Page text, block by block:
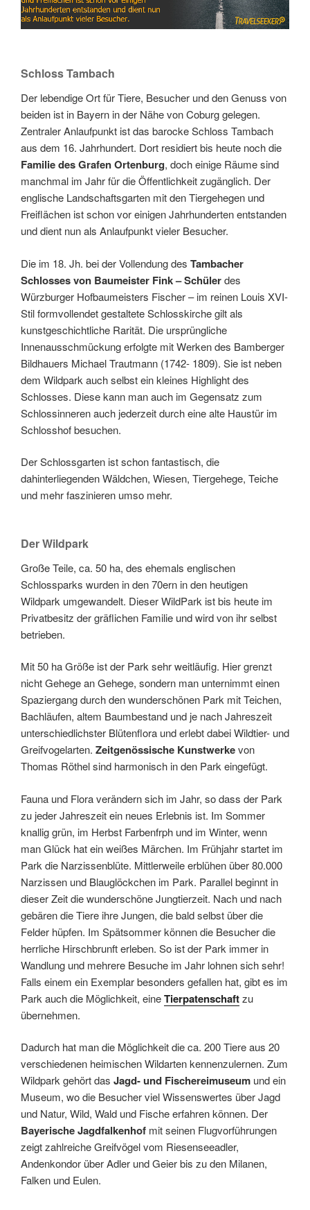
Schloss Tambach
Der lebendige Ort für Tiere, Besucher und den Genuss von
beiden ist in Bayern in der Nähe von Coburg gelegen.
Zentraler Anlaufpunkt ist das barocke Schloss Tambach
aus dem 16. Jahrhundert. Dort residiert bis heute noch die
Familie des Grafen Ortenburg, doch einige Räume sind
manchmal im Jahr für die Öffentlichkeit zugänglich. Der
englische Landschaftsgarten mit den Tiergehegen und
Freiflächen ist schon vor einigen Jahrhunderten entstanden
und dient nun als Anlaufpunkt vieler Besucher.
Die im 18. Jh. bei der Vollendung des Tambacher
Schlosses von Baumeister Fink – Schülerdes
Würzburger Hofbaumeisters Fischer – im reinen Louis XVI-
Stil formvollendet gestaltete Schlosskirche gilt als
kunstgeschichtliche Rarität. Die ursprüngliche
Innenausschmückung erfolgte mit Werken des Bamberger
Bildhauers Michael Trautmann (1742- 1809). Sie ist neben
dem Wildpark auch selbst ein kleines Highlight des
Schlosses. Diese kann man auch im Gegensatz zum
Schlossinneren auch jederzeit durch eine alte Haustür im
Schlosshof besuchen.
Der Schlossgarten ist schon fantastisch, die
dahinterliegenden Wäldchen, Wiesen, Tiergehege, Teiche
und mehr faszinieren umso mehr.
Der Wildpark
Große Teile, ca. 50 ha, des ehemals englischen
Schlossparks wurden in den 70ern in den heutigen
Wildpark umgewandelt. Dieser WildPark ist bis heute im
Privatbesitz der gräflichen Familie und wird von ihr selbst
betrieben.
Mit 50 ha Größe ist der Park sehr weitläufig. Hier grenzt
nicht Gehege an Gehege, sondern man unternimmt einen
Spaziergang durch den wunderschönen Park mit Teichen,
Bachläufen, altem Baumbestand und je nach Jahreszeit
unterschiedlichster Blütenflora und erlebt dabei Wildtier- und
Greifvogelarten. Zeitgenössische Kunstwerkevon
Thomas Röthel sind harmonisch in den Park eingefügt.
Fauna und Flora verändern sich im Jahr, so dass der Park
zu jeder Jahreszeit ein neues Erlebnis ist. Im Sommer
knallig grün, im Herbst Farbenfrph und im Winter, wenn
man Glück hat ein weißes Märchen. Im Frühjahr startet im
Park die Narzissenblüte. Mittlerweile erblühen über 80.000
Narzissen und Blauglöckchen im Park. Parallel beginnt in
dieser Zeit die wunderschöne Jungtierzeit. Nach und nach
gebären die Tiere ihre Jungen, die bald selbst über die
Felder hüpfen. Im Spätsommer können die Besucher die
herrliche Hirschbrunft erleben. So ist der Park immer in
Wandlung und mehrere Besuche im Jahr lohnen sich sehr!
Falls einem ein Exemplar besonders gefallen hat, gibt es im
Park auch die Möglichkeit, eineTierpatenschaftzu
übernehmen.
Dadurch hat man die Möglichkeit die ca. 200 Tiere aus 20
verschiedenen heimischen Wildarten kennenzulernen. Zum
Wildpark gehört das Jagd- und Fischereimuseum und ein
Museum, wo die Besucher viel Wissenswertes über Jagd
und Natur, Wild, Wald und Fische erfahren können. Der
Bayerische Jagdfalkenhof mit seinen Flugvorführungen
zeigt zahlreiche Greifvögel vom Riesenseeadler,
Andenkondor über Adler und Geier bis zu den Milanen,
Falken und Eulen.